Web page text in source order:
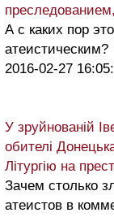
А с каких пор
атеистическим?
2016-02-27
У зруйнованій
обителі
Літургію на
Зачем столько
атеистов в